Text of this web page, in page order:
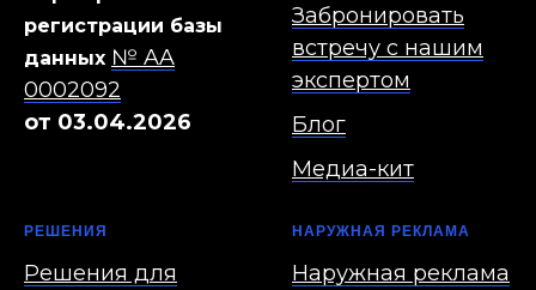
регистрации базы
данных № AA
0002092
от 03.04.2026
Забронировать
встречу с нашим
экспертом
Блог
Медиа-кит
РЕШЕНИЯ
Решения для
НАРУЖНАЯ РЕКЛАМА
Наружная реклама